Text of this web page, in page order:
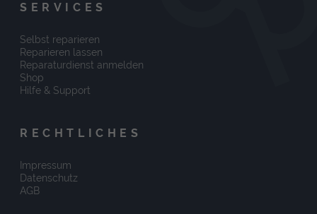
SERVICES
Selbst reparieren
Reparieren lassen
Reparaturdienst anmelden
Shop
Hilfe & Support
RECHTLICHES
Impressum
Datenschutz
AGB